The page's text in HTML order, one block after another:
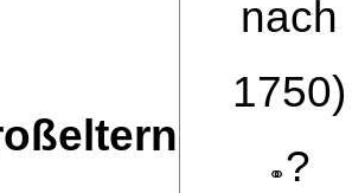
nach
1750)
⚭ ?